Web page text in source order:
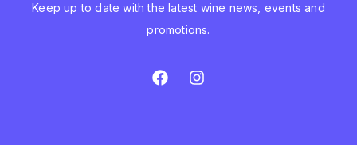
Keep up to date with the latest wine news, events and
promotions.